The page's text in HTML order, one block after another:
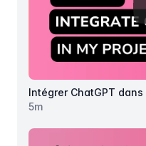
Intégrer ChatGPT
5m